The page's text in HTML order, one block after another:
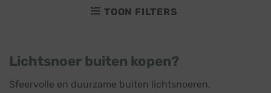
TOON FILTERS
Lichtsnoer buiten kopen?
Sfeervolle en duurzame buiten lichtsnoeren.